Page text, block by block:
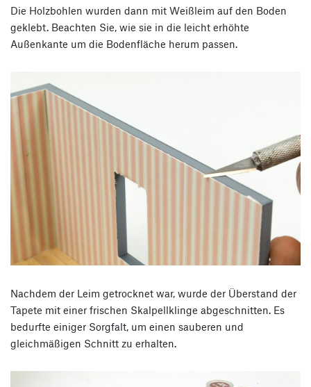
Die Holzbohlen wurden dann mit Weißleim auf den Boden
geklebt. Beachten Sie, wie sie in die leicht erhöhte
Außenkante um die Bodenfläche herum passen.
Nachdem der Leim getrocknet war, wurde der Überstand der
Tapete mit einer frischen Skalpellklinge abgeschnitten. Es
bedurfte einiger Sorgfalt, um einen sauberen und
gleichmäßigen Schnitt zu erhalten.